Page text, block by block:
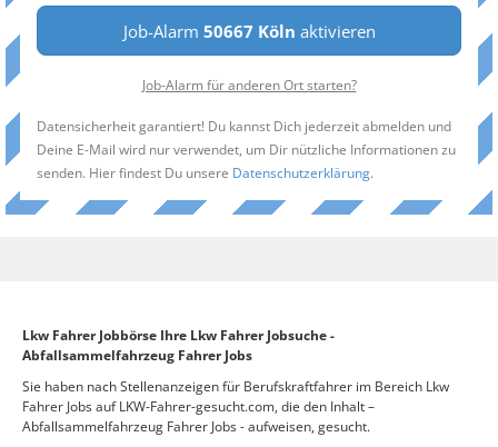
Job-Alarm 50667 Köln aktivieren
Job-Alarm für anderen Ort starten?
Datensicherheit garantiert! Du kannst Dich jederzeit abmelden und
Deine E-Mail wird nur verwendet, um Dir nützliche Informationen zu
senden. Hier findest Du unsere Datenschutzerklärung.
Lkw Fahrer Jobbörse Ihre Lkw Fahrer Jobsuche -
Abfallsammelfahrzeug Fahrer Jobs
Sie haben nach Stellenanzeigen für Berufskraftfahrer im Bereich Lkw
Fahrer Jobs auf LKW-Fahrer-gesucht.com, die den Inhalt –
Abfallsammelfahrzeug Fahrer Jobs - aufweisen, gesucht.